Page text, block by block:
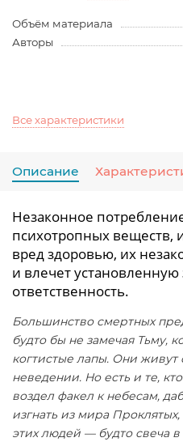
Объём материала
Авторы
Все характеристики
Описание
Незаконное
психотропных веществ,
вред здоровью, их
и влечет установленную
ответственность.
Большинство смертных
будто бы не замечая Тьму,
когтистые лапы. Они
неведении. Но есть и те,
воздел факел к небесам,
изгнать из мира
этих людей — будто свеча